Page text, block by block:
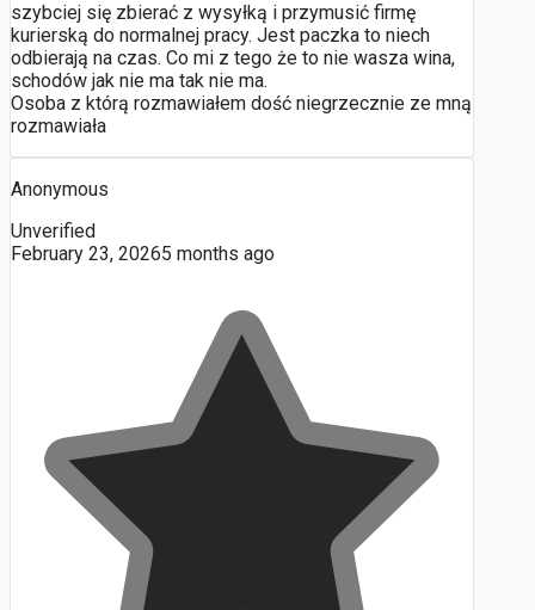
szybciej się zbierać z wysyłką i przymusić firmę
kurierską do normalnej pracy. Jest paczka to niech
odbierają na czas. Co mi z tego że to nie wasza wina,
schodów jak nie ma tak nie ma.
Osoba z którą rozmawiałem dość niegrzecznie ze mną
rozmawiała
Anonymous
Unverified
February 23, 20265 months ago